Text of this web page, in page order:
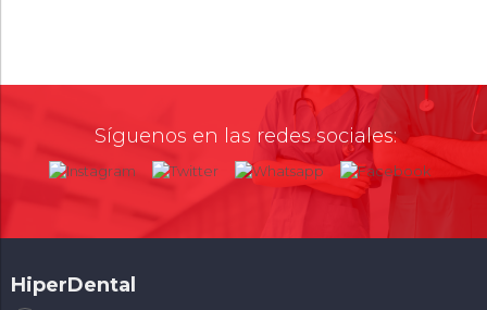
Síguenos en las redes sociales:
HiperDental